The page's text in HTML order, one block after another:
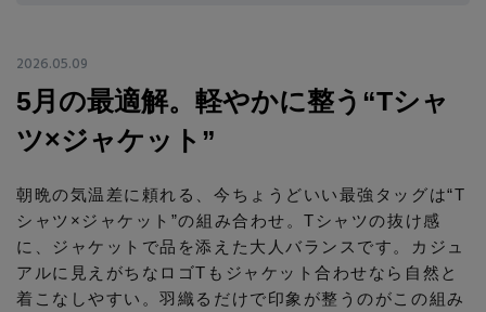
【ペプラム】トレンドシルエット
【ジュエリー】シルバーでクールに
パンツ
スカート
ジャケット
ニット
スニーカー
フラットシューズ
レインシューズ
ブーツ
ショルダーバッグ
ハンドバッグ
財布・小物
帽子・イヤーマフ
スマートフォンケース・タブレットケース
ピアス・イヤリング
バングル・ブレスレット
リング
すべてのランジェリー
インナー
スポーツ
すべてのスポーツ
ウェア
シューズ
CONTENTS
ログアウト
2026.05.09
5月の最適解。軽やかに整う“Tシャ
ツ×ジャケット”
朝晩の気温差に頼れる、今ちょうどいい最強タッグは“T
シャツ×ジャケット”の組み合わせ。Tシャツの抜け感
に、ジャケットで品を添えた大人バランスです。カジュ
アルに見えがちなロゴTもジャケット合わせなら自然と
着こなしやすい。羽織るだけで印象が整うのがこの組み